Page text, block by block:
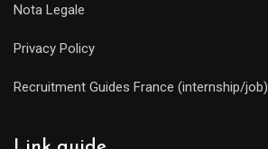
Nota Legale
Privacy Policy
Recruitment Guides France (internship/job)